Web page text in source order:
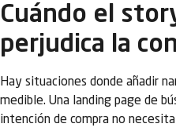
Cuándo el
perjudica la
Hay situaciones donde añadir
medible. Una landing page de
intención de compra no